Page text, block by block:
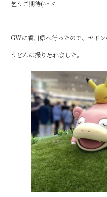
乞うご期待(^^ゞ
GWに香川県へ行ったので、ヤドン
うどんは撮り忘れました。